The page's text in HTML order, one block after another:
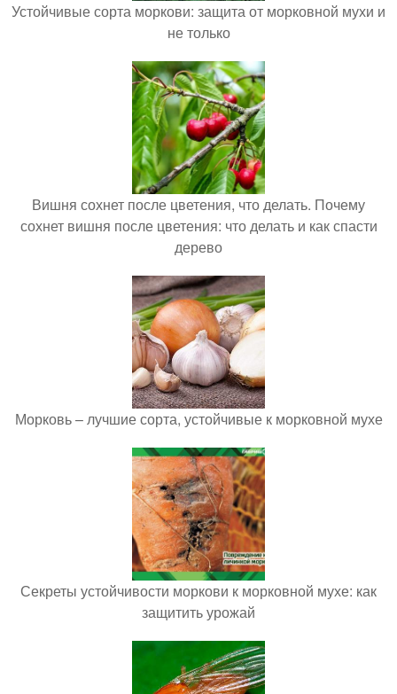
Устойчивые сорта моркови: защита от морковной мухи и
не только
Вишня сохнет после цветения, что делать. Почему
сохнет вишня после цветения: что делать и как спасти
дерево
Морковь – лучшие сорта, устойчивые к морковной мухе
Секреты устойчивости моркови к морковной мухе: как
защитить урожай